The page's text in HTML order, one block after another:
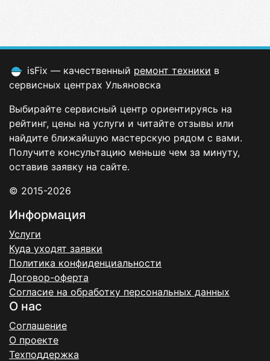
isFix — качественный ремонт техники в
сервисных центрах Ульяновска
Выбирайте сервисный центр ориентируясь на
рейтинг, цены на услуги и читайте отзывы или
найдите ближайшую мастерскую рядом с вами.
Получите консультацию меньше чем за минуту,
оставив заявку на сайте.
© 2015-2026
Информация
Услуги
Куда уходят заявки
Политика конфиденциальности
Договор-оферта
Согласие на обработку персональных данных
О нас
Соглашение
О проекте
Техподдержка